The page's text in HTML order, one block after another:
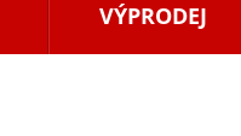
VÝPRODEJ